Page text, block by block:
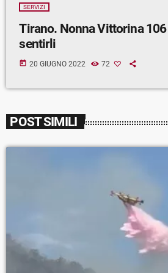
SERVIZI
Tirano. Nonna Vittorina
sentirli
today 20 GIUGNO 2022 72
POST SIMILI